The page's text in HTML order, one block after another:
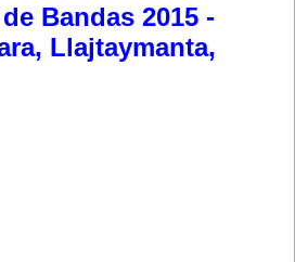
Bandas 2015 -
Llajtaymanta,